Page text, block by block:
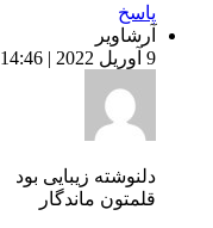
پاسخ
آرشاویر
دلنوشته زیبایی بود
قلمتون ماندگار